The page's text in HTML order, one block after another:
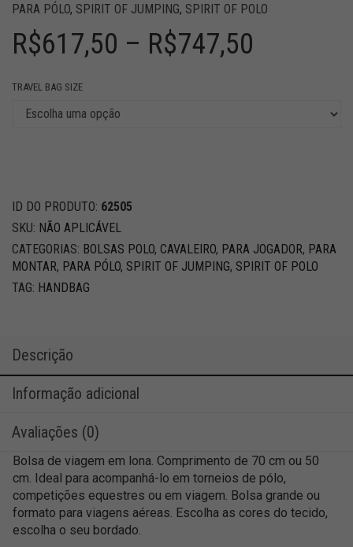
PARA PÓLO, SPIRIT OF JUMPING, SPIRIT OF POLO
R$617,50 – R$747,50
TRAVEL BAG SIZE
ID DO PRODUTO: 62505
SKU: NÃO APLICÁVEL
CATEGORIAS: BOLSAS POLO, CAVALEIRO, PARA JOGADOR, PARA
MONTAR, PARA PÓLO, SPIRIT OF JUMPING, SPIRIT OF POLO
TAG: HANDBAG
Descrição
Informação adicional
Avaliações (0)
Bolsa de viagem em lona. Comprimento de 70 cm ou 50
cm. Ideal para acompanhá-lo em torneios de pólo,
competições equestres ou em viagem. Bolsa grande ou
formato para viagens aéreas. Escolha as cores do tecido,
escolha o seu bordado.